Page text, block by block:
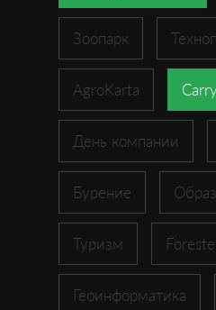
Зоопарк
AgroKarta
День компании
Бурение
Туризм
Геоинформатика